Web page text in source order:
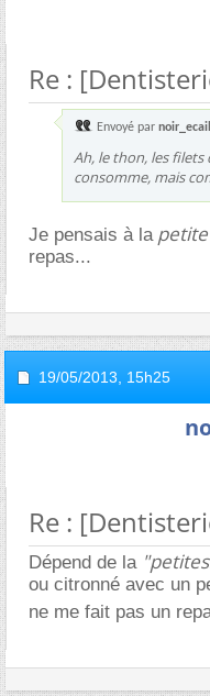
Re :
Envoyé par
Ah, le thon, les filets
consomme, mais
Je pensais à lapetite
repas...
19/05/2013, 15h25
Re :
Dépend de la
ou citronné avec un
ne me fait pas un